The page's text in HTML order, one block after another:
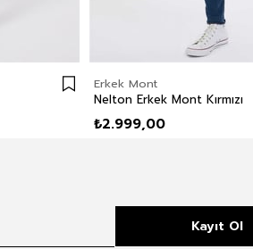
Erkek Mont
Nelton Erkek Mont Kırmızı
₺2.999,00
Kayıt Ol